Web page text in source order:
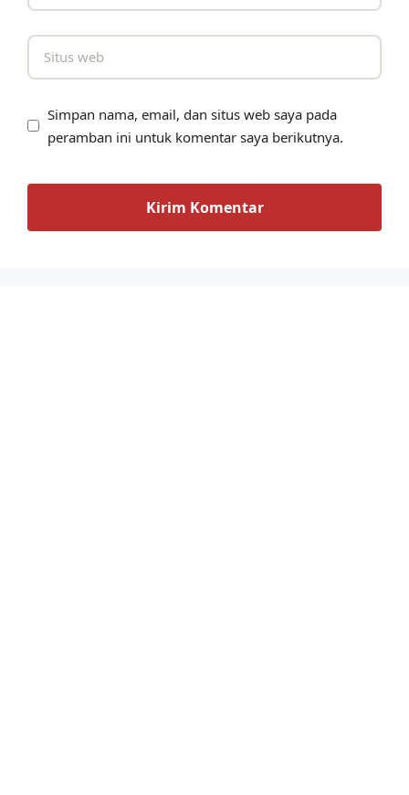
Simpan nama, email, dan situs web saya pada
peramban ini untuk komentar saya berikutnya.